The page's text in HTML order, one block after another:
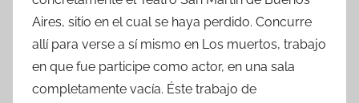
Aires, sitio en el cual se haya perdido. Concurre
allí para verse a sí mismo en Los muertos, trabajo
en que fue participe como actor, en una sala
completamente vacía. Éste trabajo de